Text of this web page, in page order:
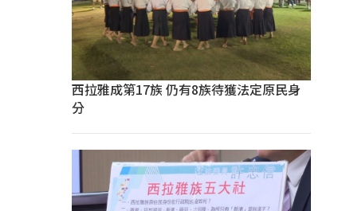
西拉雅成第17族 仍有8族待獲法定原民身
分